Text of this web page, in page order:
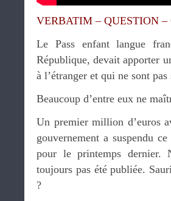
VERBATIM – QUESTION –
Le Pass enfant langue
République, devait apporter
à l’étranger et qui ne sont
Beaucoup d’entre eux ne
Un premier million d’euros
gouvernement a suspendu
pour le printemps dernier.
toujours pas été publiée.
?